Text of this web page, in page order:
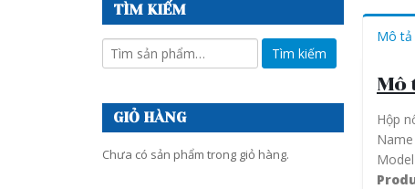
Mô tả
Mô
Hộp
Name
TÌM KIẾM
GIỎ HÀNG
Chưa có sản phẩm trong giỏ hàng.